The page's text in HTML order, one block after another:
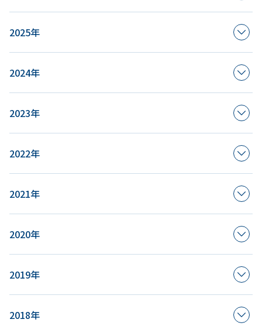
2025年
2024年
2023年
2022年
2021年
2020年
2019年
2018年